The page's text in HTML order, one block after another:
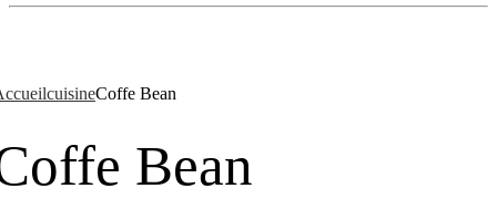
cuisineCoffe Bean
Bean